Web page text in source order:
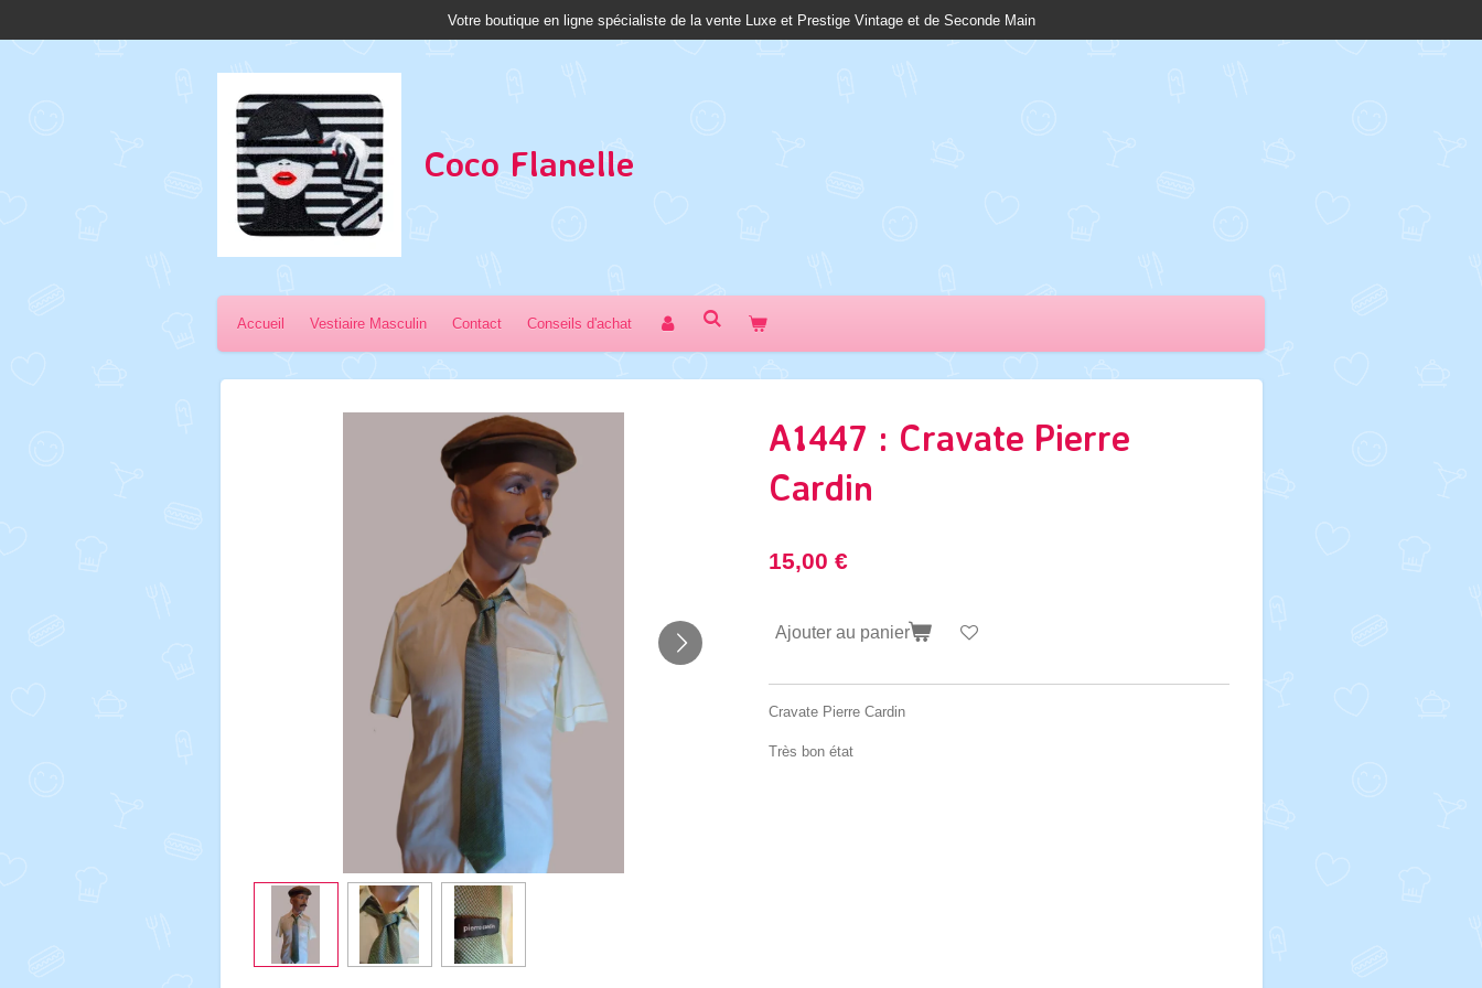
Votre boutique en ligne spécialiste de la vente Luxe et Prestige Vintage et de Seconde Main
Coco Flanelle
Accueil Vestiaire Masculin Contact Conseils d'achat
A1447 : Cravate Pierre
Cardin
15,00 €
Ajouter au panier
Cravate Pierre Cardin
Très bon état